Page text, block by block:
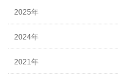
2025年
2024年
2021年